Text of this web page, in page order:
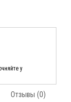
у
Отзывы (0)